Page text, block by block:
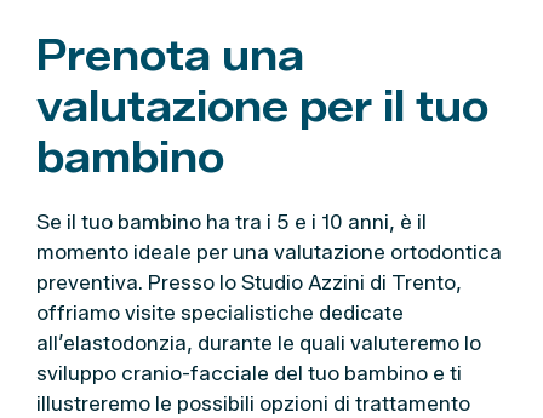
Prenota una
valutazione per il tuo
bambino
Se il tuo bambino ha tra i 5 e i 10 anni, è il
momento ideale per una valutazione ortodontica
preventiva. Presso lo Studio Azzini di Trento,
offriamo visite specialistiche dedicate
all’elastodonzia, durante le quali valuteremo lo
sviluppo cranio-facciale del tuo bambino e ti
illustreremo le possibili opzioni di trattamento